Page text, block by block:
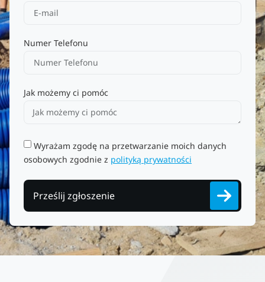
Numer Telefonu
Jak możemy ci pomóc
Wyrażam zgodę na przetwarzanie moich danych
osobowych zgodnie z polityką prywatności
Prześlij zgłoszenie